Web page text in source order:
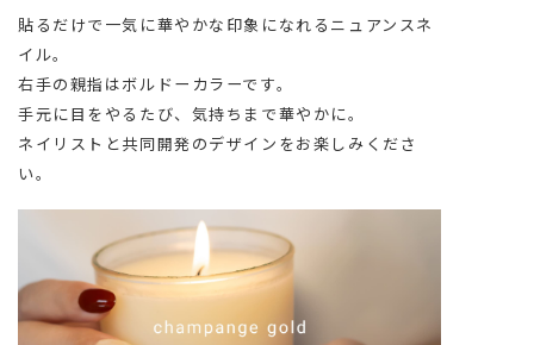
貼るだけで一気に華やかな印象になれるニュアンスネ
イル。
右手の親指はボルドーカラーです。
手元に目をやるたび、気持ちまで華やかに。
ネイリストと共同開発のデザインをお楽しみくださ
い。